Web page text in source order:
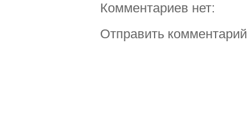
Комментариев нет:
Отправить комментарий